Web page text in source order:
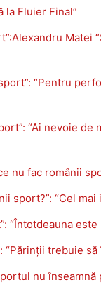
la Fluier Final”
Matei
“Pentru
“Ai nevoie
nu fac românii
sport?”: “Cel
“Întotdeauna
“Părinții trebuie
nu